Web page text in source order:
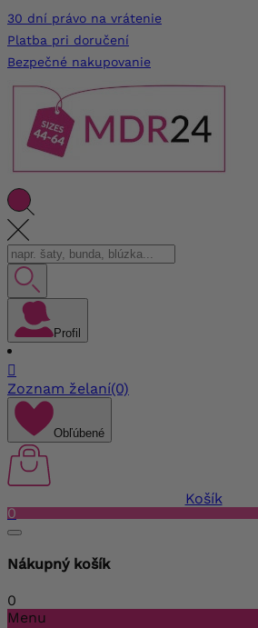
30 dní právo na vrátenie
Platba pri doručení
Bezpečné nakupovanie
Profil

Zoznam želaní(0)
Obľúbené
Košík
0
Nákupný košík
0
Menu